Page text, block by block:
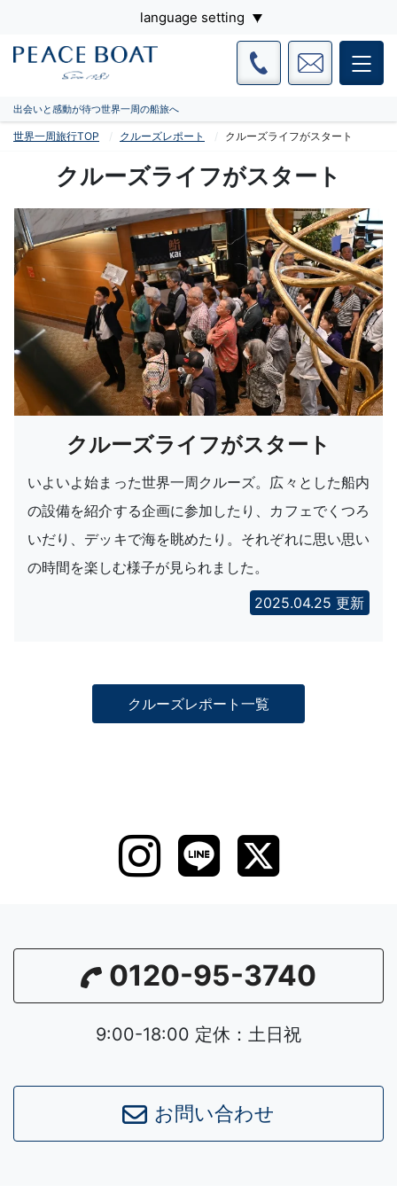
language setting
出会いと感動が待つ世界一周の船旅へ
世界一周旅行TOP クルーズレポート クルーズライフがスタート
クルーズライフがスタート
クルーズライフがスタート
いよいよ始まった世界一周クルーズ。広々とした船内
の設備を紹介する企画に参加したり、カフェでくつろ
いだり、デッキで海を眺めたり。それぞれに思い思い
の時間を楽しむ様子が見られました。
2025.04.25 更新
クルーズレポート一覧
0120-95-3740
9:00-18:00 定休：土日祝
お問い合わせ